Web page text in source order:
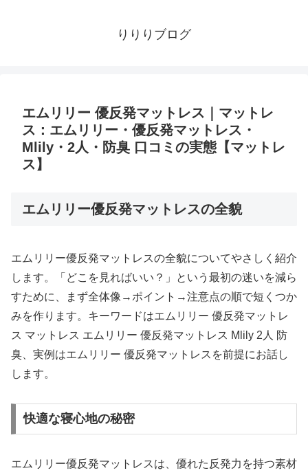
りりりブログ
エムリリー 優反発マットレス｜マットレ
ス：エムリリー・優反発マットレス・
Mlily・2人・防臭 口コミの実態【マットレ
ス】
エムリリー優反発マットレスの全貌
エムリリー優反発マットレスの全貌についてやさしく紹介
します。「どこを見ればいい？」という最初の迷いを減ら
すために、まず全体像→ポイント→注意点の順で短くつか
みを作ります。キーワードはエムリリー 優反発マットレ
ス マットレス エムリリー 優反発マットレス Mlily 2人 防
臭、実例はエムリリー 優反発マットレスを前提にお話し
します。
快適な寝心地の秘密
エムリリー優反発マットレスは、優れた反発力を持つ素材